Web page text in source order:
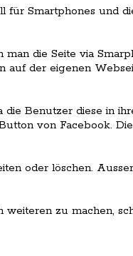
für Smartphones und
die Seite via
auf der eigenen
Benutzer diese in
von Facebook.
oder löschen.
zu machen,